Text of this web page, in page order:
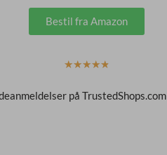
Bestil fra Amazon
☆☆☆☆☆
d
på TrustedShops.com